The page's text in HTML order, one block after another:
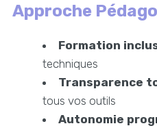
Approche
Formation
techniques
Transparence
tous vos outils
Autonomie